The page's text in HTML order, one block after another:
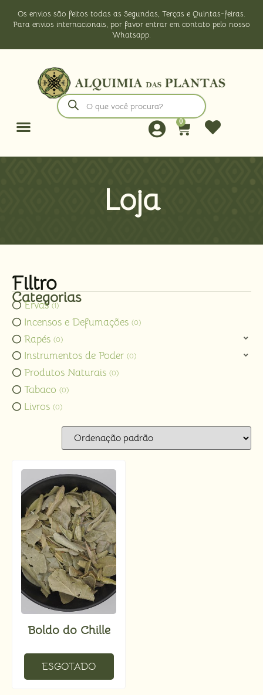
Os envios são feitos todas as Segundas, Terças e Quintas-feiras.
Para envios internacionais, por favor entrar em contato pelo nosso
Whatsapp.
0
Loja
Filtro
Categorias
Ervas 1
Incensos e Defumações 0
Rapés 0
Instrumentos de Poder 0
Produtos Naturais 0
Tabaco 0
Livros 0
Boldo do Chille
ESGOTADO